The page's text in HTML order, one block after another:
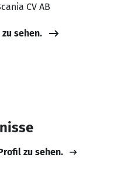
CV AB
sehen.
zu sehen.